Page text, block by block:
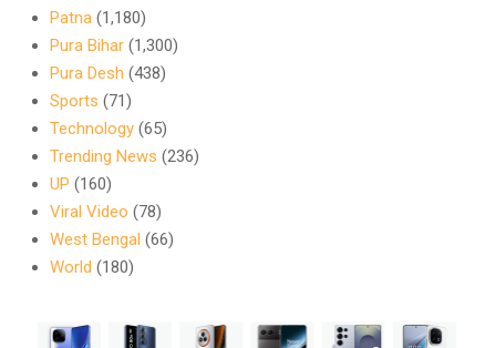
Patna (1,180)
Pura Bihar (1,300)
Pura Desh (438)
Sports (71)
Technology (65)
Trending News (236)
UP (160)
Viral Video (78)
West Bengal (66)
World (180)